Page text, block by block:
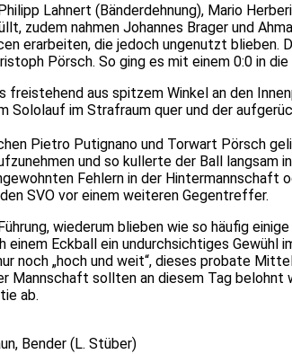
Lahnert (Bänderdehnung), Mario
zudem nahmen Johannes Brager und
erarbeiten, die jedoch ungenutzt blieben.
Pörsch. So ging es mit einem 0:0 in die
aus spitzem Winkel an den
im Strafraum quer und der
Pietro Putignano und Torwart Pörsch
und so kullerte der Ball langsam
Fehlern in der Hintermannschaft
SVO vor einem weiteren Gegentreffer.
wiederum blieben wie so häufig
Eckball ein undurchsichtiges Gewühl
noch „hoch und weit“, dieses probate
Mannschaft sollten an diesem Tag
ab.
Bender (L. Stüber)